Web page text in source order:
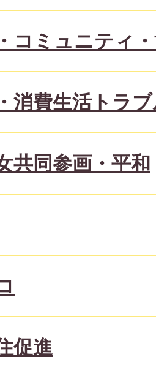
コミュニティ
消費生活トラ
共同参画・平和
促進